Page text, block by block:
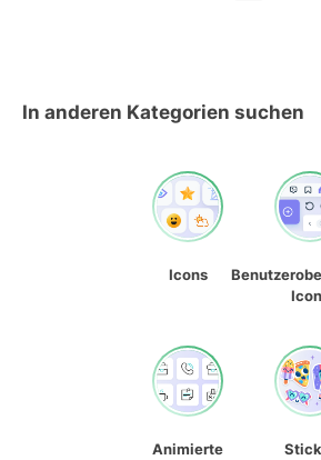
In anderen Kategorien suchen
Icons
Animierte